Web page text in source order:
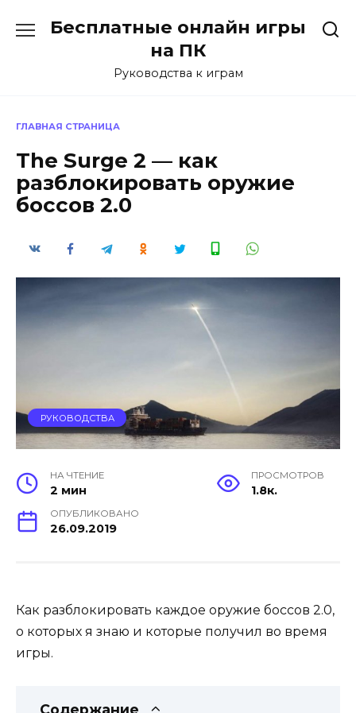
Бесплатные онлайн игры
на ПК
Руководства к играм
ГЛАВНАЯ СТРАНИЦА
The Surge 2 — как
разблокировать оружие
боссов 2.0
РУКОВОДСТВА
НА ЧТЕНИЕ
2 мин
ПРОСМОТРОВ
1.8к.
ОПУБЛИКОВАНО
26.09.2019
Как разблокировать каждое оружие боссов 2.0,
о которых я знаю и которые получил во время
игры.
Содержание